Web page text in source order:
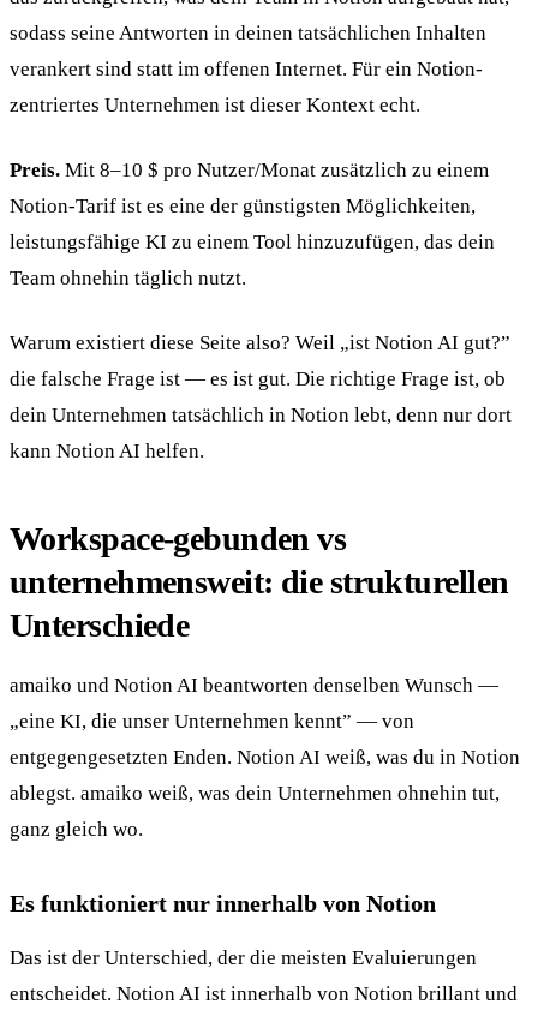
sodass seine Antworten in deinen tatsächlichen Inhalten
verankert sind statt im offenen Internet. Für ein Notion-
zentriertes Unternehmen ist dieser Kontext echt.
Preis. Mit 8–10 $ pro Nutzer/Monat zusätzlich zu einem
Notion-Tarif ist es eine der günstigsten Möglichkeiten,
leistungsfähige KI zu einem Tool hinzuzufügen, das dein
Team ohnehin täglich nutzt.
Warum existiert diese Seite also? Weil „ist Notion AI gut?”
die falsche Frage ist — es ist gut. Die richtige Frage ist, ob
dein Unternehmen tatsächlich in Notion lebt, denn nur dort
kann Notion AI helfen.
Workspace-gebunden vs
unternehmensweit: die strukturellen
Unterschiede
amaiko und Notion AI beantworten denselben Wunsch —
„eine KI, die unser Unternehmen kennt” — von
entgegengesetzten Enden. Notion AI weiß, was du in Notion
ablegst. amaiko weiß, was dein Unternehmen ohnehin tut,
ganz gleich wo.
Es funktioniert nur innerhalb von Notion
Das ist der Unterschied, der die meisten Evaluierungen
entscheidet. Notion AI ist innerhalb von Notion brillant und